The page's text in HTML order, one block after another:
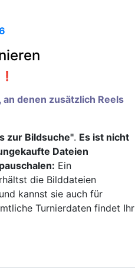
denen zusätzlich Reels
zur Bildsuche". Es ist nicht
Dateien
Ein
die Bilddateien
kannst sie auch für
Turnierdaten findet Ihr